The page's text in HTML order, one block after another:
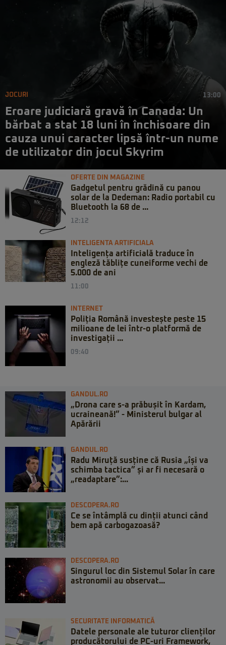
JOCURI 13:00
Eroare judiciară gravă în Canada: Un
bărbat a stat 18 luni în închisoare din
cauza unui caracter lipsă într-un nume
de utilizator din jocul Skyrim
OFERTE DIN MAGAZINE
Gadgetul pentru grădină cu panou
solar de la Dedeman: Radio portabil cu
Bluetooth la 68 de ...
12:12
INTELIGENTA ARTIFICIALA
Inteligența artificială traduce în
engleză tăblițe cuneiforme vechi de
5.000 de ani
11:00
INTERNET
Poliția Română investește peste 15
milioane de lei într-o platformă de
investigații ...
09:40
GANDUL.RO
„Drona care s-a prăbușit în Kardam,
ucraineană!” - Ministerul bulgar al
Apărării
GANDUL.RO
Radu Miruță susține că Rusia „își va
schimba tactica” și ar fi necesară o
„readaptare”:...
DESCOPERA.RO
Ce se întâmplă cu dinții atunci când
bem apă carbogazoasă?
DESCOPERA.RO
Singurul loc din Sistemul Solar în care
astronomii au observat...
SECURITATE INFORMATICĂ
Datele personale ale tuturor clienților
producătorului de PC-uri Framework,